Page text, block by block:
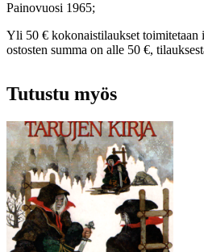
Painovuosi 1965;
Yli 50 € kokonaistilaukset toimitetaan
ostosten summa on alle 50 €,
Tutustu myös